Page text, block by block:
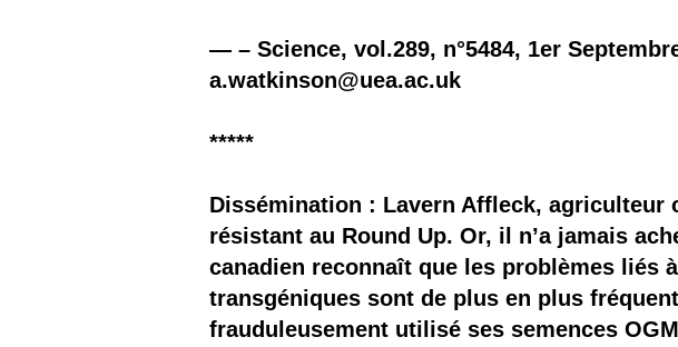
— – Science, vol.289, n°5484, 1er
a.watkinson@uea.ac.uk
*****
Dissémination : Lavern Affleck, agriculteur
résistant au Round Up. Or, il n’a jamais
canadien reconnaît que les problèmes liés
transgéniques sont de plus en plus
frauduleusement utilisé ses semences